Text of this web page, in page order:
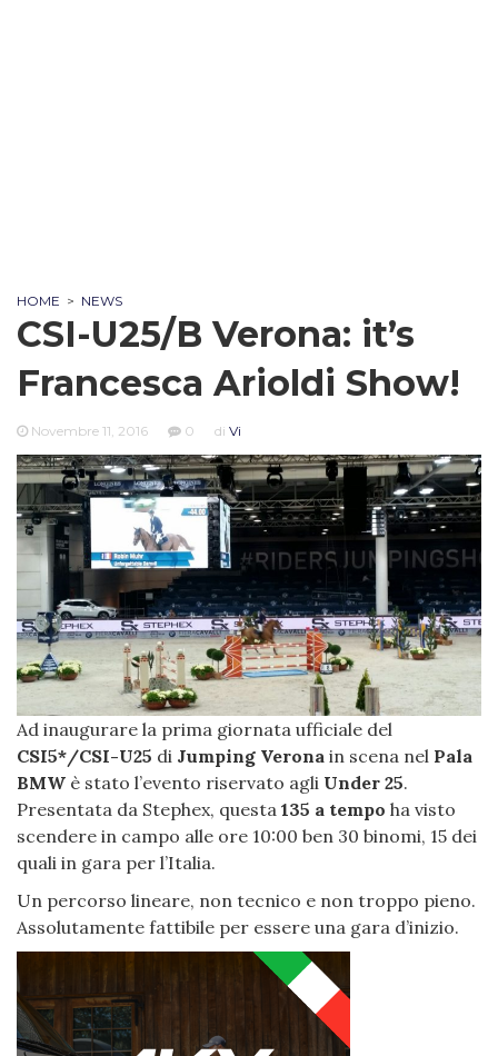
HOME > NEWS
CSI-U25/B Verona: it’s
Francesca Arioldi Show!
Novembre 11, 2016 0 di Vi
Ad inaugurare la prima giornata ufficiale del
CSI5*/CSI-U25 di Jumping Verona in scena nel Pala
BMW è stato l’evento riservato agli Under 25.
Presentata da Stephex, questa 135 a tempo ha visto
scendere in campo alle ore 10:00 ben 30 binomi, 15 dei
quali in gara per l’Italia.
Un percorso lineare, non tecnico e non troppo pieno.
Assolutamente fattibile per essere una gara d’inizio.